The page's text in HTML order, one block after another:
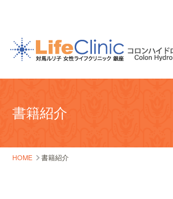
書籍紹介
HOME 書籍紹介